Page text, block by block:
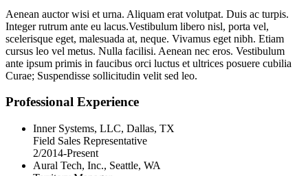
Aenean auctor wisi et urna. Aliquam erat volutpat. Duis ac turpis.
Integer rutrum ante eu lacus.Vestibulum libero nisl, porta vel,
scelerisque eget, malesuada at, neque. Vivamus eget nibh. Etiam
cursus leo vel metus. Nulla facilisi. Aenean nec eros. Vestibulum
ante ipsum primis in faucibus orci luctus et ultrices posuere cubilia
Curae; Suspendisse sollicitudin velit sed leo.
Professional Experience
Inner Systems, LLC, Dallas, TX
Field Sales Representative
2/2014-Present
Aural Tech, Inc., Seattle, WA